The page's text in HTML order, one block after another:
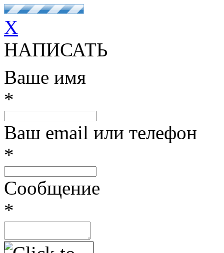
X
НАПИСАТЬ
Ваше имя
*
Ваш email или телефон
*
Сообщение
*